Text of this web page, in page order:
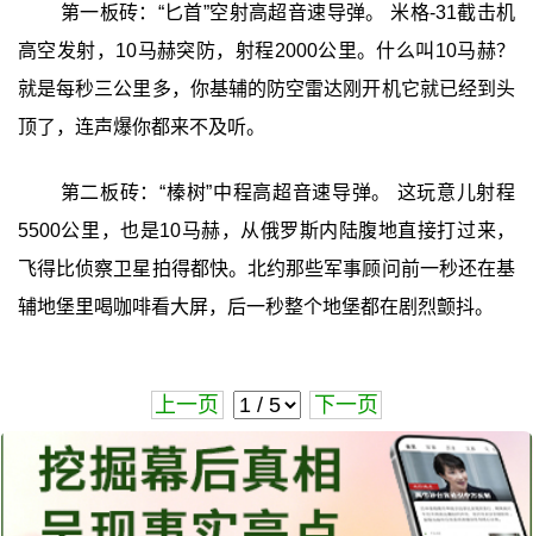
第一板砖：“匕首”空射高超音速导弹。 米格-31截击机
高空发射，10马赫突防，射程2000公里。什么叫10马赫？
就是每秒三公里多，你基辅的防空雷达刚开机它就已经到头
顶了，连声爆你都来不及听。
第二板砖：“榛树”中程高超音速导弹。 这玩意儿射程
5500公里，也是10马赫，从俄罗斯内陆腹地直接打过来，
飞得比侦察卫星拍得都快。北约那些军事顾问前一秒还在基
辅地堡里喝咖啡看大屏，后一秒整个地堡都在剧烈颤抖。
上一页 下一页